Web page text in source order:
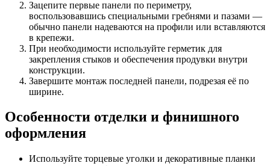
Зацепите первые панели по периметру,
воспользовавшись специальными гребнями и пазами —
обычно панели надеваются на профили или вставляются
в крепежи.
При необходимости используйте герметик для
закрепления стыков и обеспечения продувки внутри
конструкции.
Завершите монтаж последней панели, подрезая её по
ширине.
Особенности отделки и финишного
оформления
Используйте торцевые уголки и декоративные планки